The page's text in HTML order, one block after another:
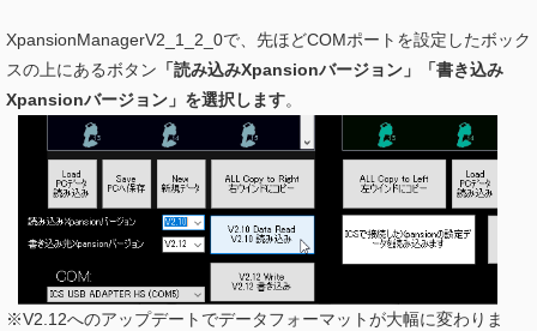
XpansionManagerV2_1_2_0で、先ほどCOMポートを設定したボック
スの上にあるボタン 「読み込みXpansionバージョン」「書き込み
Xpansionバージョン」を選択します。
※V2.12へのアップデートでデータフォーマットが大幅に変わりま